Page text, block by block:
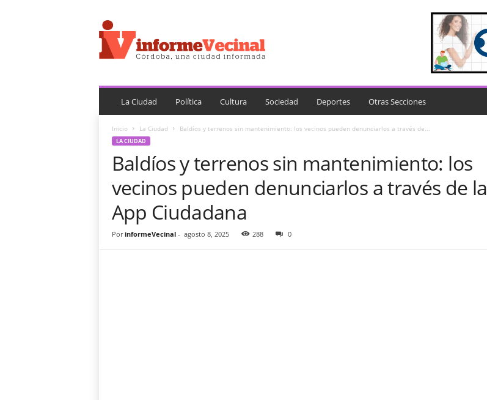
n
f
o
e
e
La Ciudad Política Cultura Sociedad Deportes Otras Secciones
Inicio La Ciudad Baldíos y terrenos sin mantenimiento: los vecinos pueden denunciarlos a través de...
LA CIUDAD
Baldíos y terrenos sin mantenimiento: los
vecinos pueden denunciarlos a través de la
App Ciudadana
Por informeVecinal- agosto 8, 2025 288 0